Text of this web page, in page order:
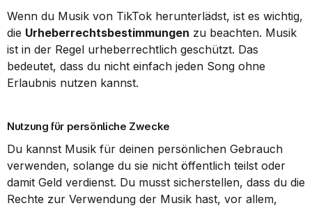
Wenn du Musik von TikTok herunterlädst, ist es wichtig,
die Urheberrechtsbestimmungen zu beachten. Musik
ist in der Regel urheberrechtlich geschützt. Das
bedeutet, dass du nicht einfach jeden Song ohne
Erlaubnis nutzen kannst.
Nutzung für persönliche Zwecke
Du kannst Musik für deinen persönlichen Gebrauch
verwenden, solange du sie nicht öffentlich teilst oder
damit Geld verdienst. Du musst sicherstellen, dass du die
Rechte zur Verwendung der Musik hast, vor allem,